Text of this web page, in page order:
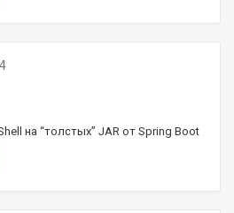
на “толстых” JAR от Spring Boot